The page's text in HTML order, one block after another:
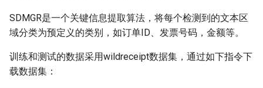
SATRN
SDMGR是一个关键信息提取算法，将每个检测到的文本区
域分类为预定义的类别，如订单ID、发票号码，金额等。
训练和测试的数据采用wildreceipt数据集，通过如下指令下
载数据集：